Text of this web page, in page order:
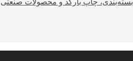
بسته‌بندی، چاپ بارکد و محصولات صنعتی